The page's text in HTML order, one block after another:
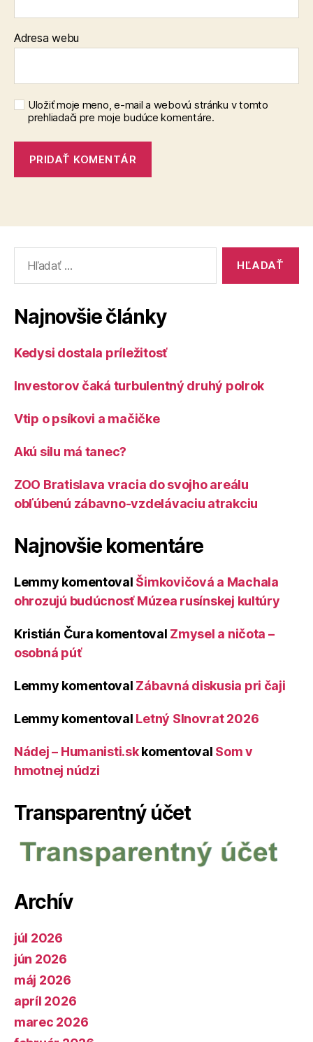
Adresa webu
Uložiť moje meno, e-mail a webovú stránku v tomto
prehliadači pre moje budúce komentáre.
Najnovšie články
Kedysi dostala príležitosť
Investorov čaká turbulentný druhý polrok
Vtip o psíkovi a mačičke
Akú silu má tanec?
ZOO Bratislava vracia do svojho areálu
obľúbenú zábavno-vzdelávaciu atrakciu
Najnovšie komentáre
Lemmy komentoval Šimkovičová a Machala
ohrozujú budúcnosť Múzea rusínskej kultúry
Kristián Čura komentoval Zmysel a ničota –
osobná púť
Lemmy komentoval Zábavná diskusia pri čaji
Lemmy komentoval Letný Slnovrat 2026
Nádej – Humanisti.skkomentoval Som v
hmotnej núdzi
Transparentný účet
Archív
júl 2026
jún 2026
máj 2026
apríl 2026
marec 2026